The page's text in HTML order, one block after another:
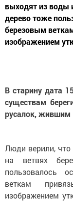
выходят из воды
дерево тоже
березовым
изображением
В старину дата
существам
русалок, жившим
Люди верили,
на ветвях
пользовалось
веткам
изображением